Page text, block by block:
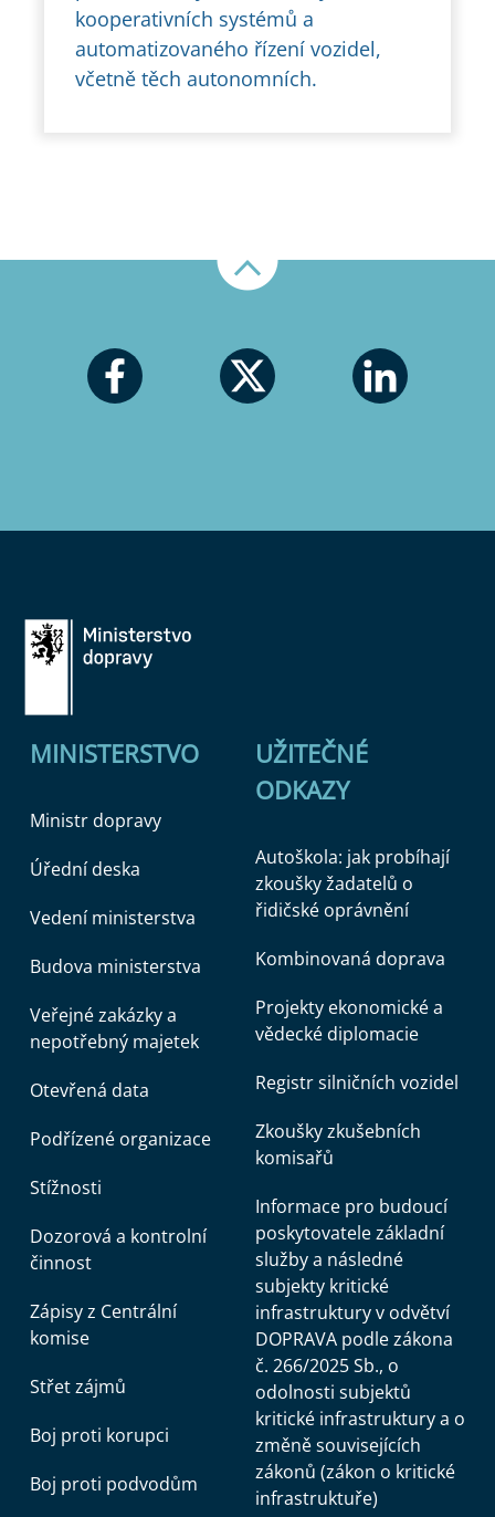
kooperativních systémů a
automatizovaného řízení vozidel,
včetně těch autonomních.
MINISTERSTVO
Ministr dopravy
Úřední deska
Vedení ministerstva
Budova ministerstva
Veřejné zakázky a
nepotřebný majetek
Otevřená data
Podřízené organizace
Stížnosti
Dozorová a kontrolní
činnost
Zápisy z Centrální
komise
Střet zájmů
Boj proti korupci
Boj proti podvodům
UŽITEČNÉ
ODKAZY
Autoškola: jak probíhají
zkoušky žadatelů o
řidičské oprávnění
Kombinovaná doprava
Projekty ekonomické a
vědecké diplomacie
Registr silničních vozidel
Zkoušky zkušebních
komisařů
Informace pro budoucí
poskytovatele základní
služby a následné
subjekty kritické
infrastruktury v odvětví
DOPRAVA podle zákona
č. 266/2025 Sb., o
odolnosti subjektů
kritické infrastruktury a o
změně souvisejících
zákonů (zákon o kritické
infrastruktuře)